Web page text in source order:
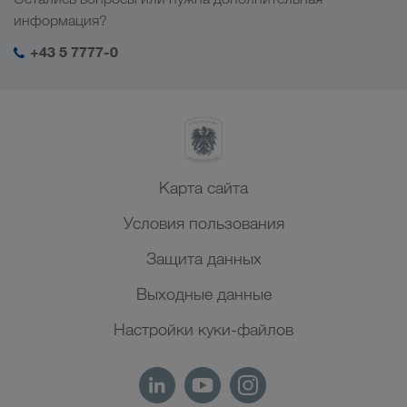
Мой вход в систему LKW WALTER
Ближний Восток
Северная Африка
Социальная ответственность
информация?
+43 5 7777-0
Карта сайта
Условия пользования
Защита данных
Выходные данные
Настройки куки-файлов